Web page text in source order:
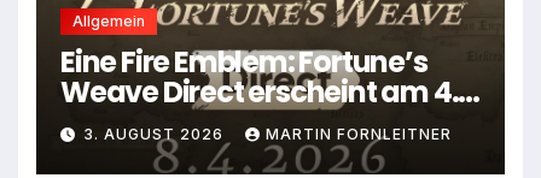
Allgemein
Eine Fire Emblem: Fortune’s
Weave Direct erscheint am 4.
August
3. AUGUST 2026 MARTIN FORNLEITNER